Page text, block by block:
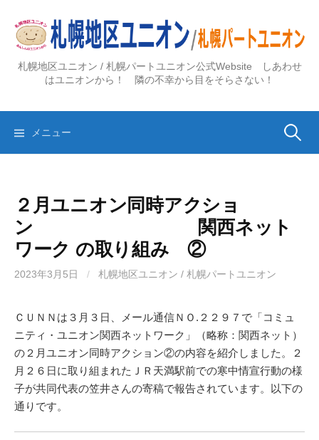
ス
札幌地区ユニオン / 札幌パートユニオン公式Website しあわせ
はユニオンから！ 隣の不幸から目をそらさない！
メニュー 検
２月ユニオン同時アクショ
ン 関西ネット
ワーク の取り組み ②
2023年3月5日 / 札幌地区ユニオン / 札幌パートユニオン
ＣＵＮＮは３月３日、メール通信ＮＯ.２２９７で「コミュ
ニティ・ユニオン関西ネットワーク」（略称：関西ネット）
の２月ユニオン同時アクション②の内容を紹介しました。２
月２６日に取り組まれたＪＲ天満駅前での寒中情宣行動の様
子が共同代表の笠井さんの寄稿で報告されています。以下の
通りです。